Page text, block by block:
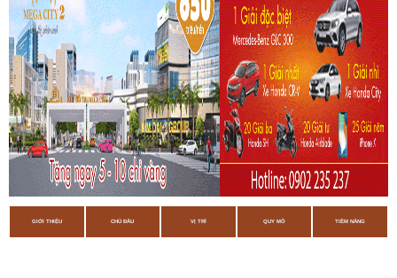
GIỚI THIỆU CHỦ ĐẦU VỊ TRÍ QUY MÔ TIỀM NĂNG